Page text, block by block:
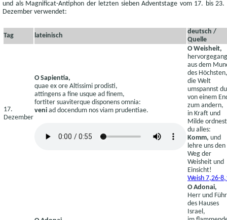
und als Magnificat-Antiphon der letzten sieben Adventstage vom 17. bis 23.
Dezember verwendet:
Tag lateinisch
deutsch /
Quelle
17.
Dezember
O Sapientia,
quae ex ore Altissimi prodisti,
attingens a fine usque ad finem,
fortiter suaviterque disponens omnia:
veni ad docendum nos viam prudentiae.
O Weisheit,
aus dem
des Höchsten,
die Welt
umspannst du
von einem
zum andern,
in Kraft und
Milde ordnest
du alles:
Komm, und
lehre uns den
Weg der
Weisheit und
Einsicht!
Weish 7,26-
O Adonai,
Herr und
des Hauses
Israel,